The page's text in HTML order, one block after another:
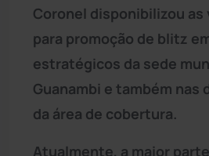
Coronel disponibilizou as
para promoção de blitz
estratégicos da sede
Guanambi e também nas
da área de cobertura.
Atualmente, a maior